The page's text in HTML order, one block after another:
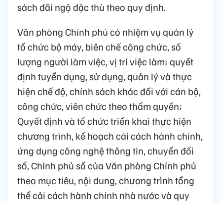
sách đãi ngộ đặc thù theo quy định.
Văn phòng Chính phủ có nhiệm vụ quản lý
tổ chức bộ máy, biên chế công chức, số
lượng người làm việc, vị trí việc làm; quyết
định tuyển dụng, sử dụng, quản lý và thực
hiện chế độ, chính sách khác đối với cán bộ,
công chức, viên chức theo thẩm quyền;
Quyết định và tổ chức triển khai thực hiện
chương trình, kế hoạch cải cách hành chính,
ứng dụng công nghệ thông tin, chuyển đổi
số, Chính phủ số của Văn phòng Chính phủ
theo mục tiêu, nội dung, chương trình tổng
thể cải cách hành chính nhà nước và quy